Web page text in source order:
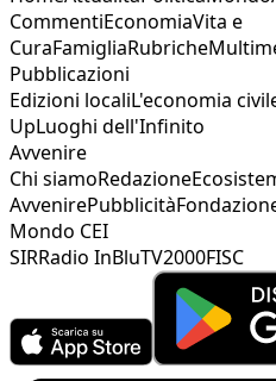
CommentiEconomiaVita e
CuraFamigliaRubriche
Pubblicazioni
Edizioni localiL'economia
UpLuoghi dell'Infinito
Avvenire
Chi siamoRedazione
AvvenirePubblicità
Mondo CEI
SIRRadio InBluTV2000FISC